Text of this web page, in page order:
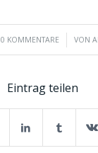
0 KOMMENTARE
/ VON
Eintrag teilen